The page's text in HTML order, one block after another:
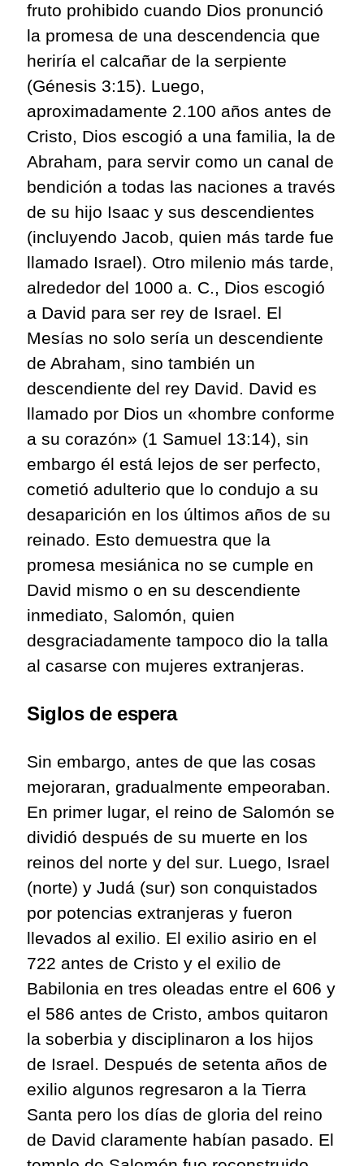
fruto prohibido cuando Dios pronunció
la promesa de una descendencia que
heriría el calcañar de la serpiente
(Génesis 3:15). Luego,
aproximadamente 2.100 años antes de
Cristo, Dios escogió a una familia, la de
Abraham, para servir como un canal de
bendición a todas las naciones a través
de su hijo Isaac y sus descendientes
(incluyendo Jacob, quien más tarde fue
llamado Israel). Otro milenio más tarde,
alrededor del 1000 a. C., Dios escogió
a David para ser rey de Israel. El
Mesías no solo sería un descendiente
de Abraham, sino también un
descendiente del rey David. David es
llamado por Dios un «hombre conforme
a su corazón» (1 Samuel 13:14), sin
embargo él está lejos de ser perfecto,
cometió adulterio que lo condujo a su
desaparición en los últimos años de su
reinado. Esto demuestra que la
promesa mesiánica no se cumple en
David mismo o en su descendiente
inmediato, Salomón, quien
desgraciadamente tampoco dio la talla
al casarse con mujeres extranjeras.
Siglos de espera
Sin embargo, antes de que las cosas
mejoraran, gradualmente empeoraban.
En primer lugar, el reino de Salomón se
dividió después de su muerte en los
reinos del norte y del sur. Luego, Israel
(norte) y Judá (sur) son conquistados
por potencias extranjeras y fueron
llevados al exilio. El exilio asirio en el
722 antes de Cristo y el exilio de
Babilonia en tres oleadas entre el 606 y
el 586 antes de Cristo, ambos quitaron
la soberbia y disciplinaron a los hijos
de Israel. Después de setenta años de
exilio algunos regresaron a la Tierra
Santa pero los días de gloria del reino
de David claramente habían pasado. El